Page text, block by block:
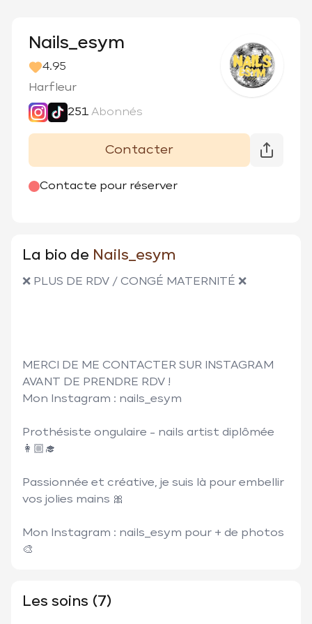
Nails_esym
4.95
Harfleur
251 Abonnés
Contacter
Contacte pour réserver
@nails_esym
La bio de Nails_esym
❌ PLUS DE RDV / CONGÉ MATERNITÉ ❌
MERCI DE ME CONTACTER SUR INSTAGRAM
AVANT DE PRENDRE RDV !
Mon Instagram : nails_esym
Prothésiste ongulaire - nails artist diplômée
👩🏼‍🎓
Passionnée et créative, je suis là pour embellir
vos jolies mains 🎀
Mon Instagram : nails_esym pour + de photos
🎨
Les soins (7)